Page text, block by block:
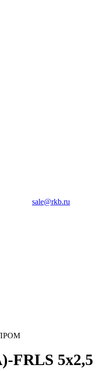
sale@rkb.ru
FRLS 5х2,5